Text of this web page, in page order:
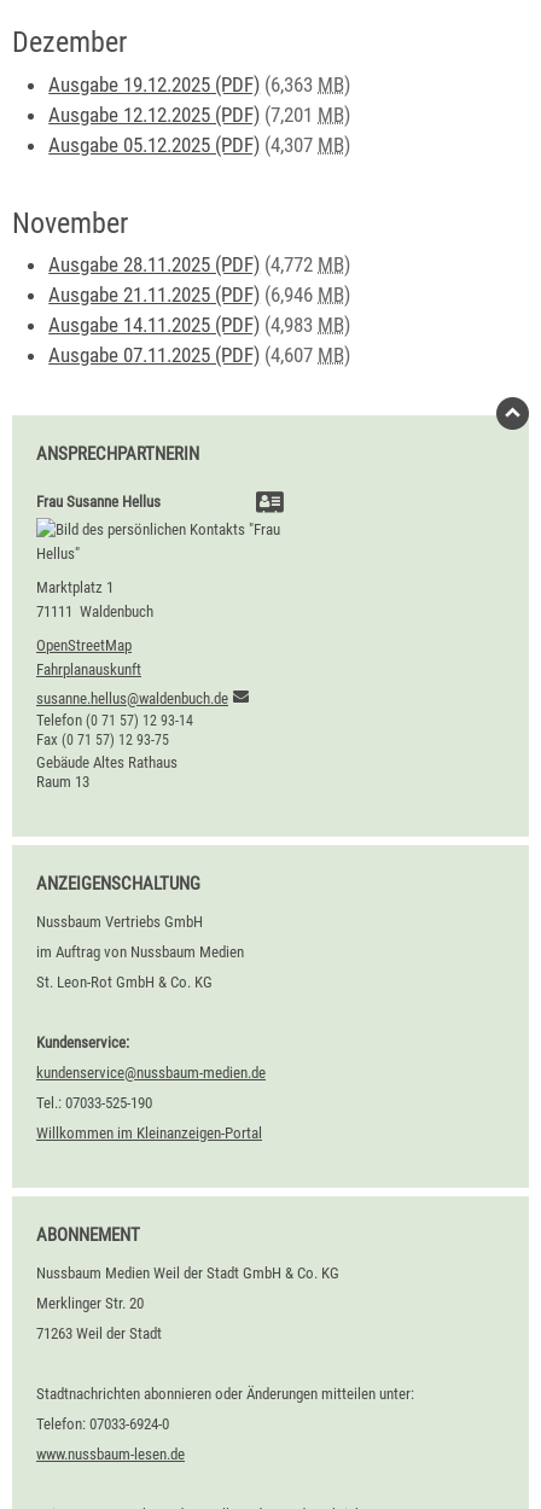
Dezember
Ausgabe 19.12.2025 (PDF) (6,363 MB)
Ausgabe 12.12.2025 (PDF) (7,201 MB)
Ausgabe 05.12.2025 (PDF) (4,307 MB)
November
Ausgabe 28.11.2025 (PDF) (4,772 MB)
Ausgabe 21.11.2025 (PDF) (6,946 MB)
Ausgabe 14.11.2025 (PDF) (4,983 MB)
Ausgabe 07.11.2025 (PDF) (4,607 MB)
ANSPRECHPARTNERIN
Frau Susanne Hellus
Marktplatz 1
71111 Waldenbuch
OpenStreetMap
Fahrplanauskunft
susanne.hellus@waldenbuch.de
Telefon (0 71 57) 12 93-14
Fax (0 71 57) 12 93-75
Gebäude Altes Rathaus
Raum 13
ANZEIGENSCHALTUNG
Nussbaum Vertriebs GmbH
im Auftrag von Nussbaum Medien
St. Leon-Rot GmbH & Co. KG
Kundenservice:
kundenservice@nussbaum-medien.de
Tel.: 07033-525-190
Willkommen im Kleinanzeigen-Portal
ABONNEMENT
Nussbaum Medien Weil der Stadt GmbH & Co. KG
Merklinger Str. 20
71263 Weil der Stadt
Stadtnachrichten abonnieren oder Änderungen mitteilen unter:
Telefon: 07033-6924-0
www.nussbaum-lesen.de